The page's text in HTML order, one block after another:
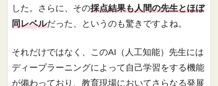
した。さらに、その採点結果も人間の先生とほぼ
同レベルだった、というのも驚きですよね。
それだけではなく、このAI（人工知能）先生には
ディープラーニングによって自己学習をする機能
が備わっており、教育現場においてさらなる発展